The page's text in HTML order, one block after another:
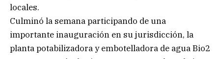
locales.
Culminó la semana participando de una
importante inauguración en su jurisdicción, la
planta potabilizadora y embotelladora de agua Bio2